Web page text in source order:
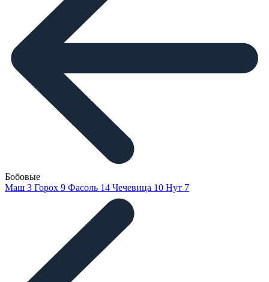
Бобовые
Маш 3 Горох 9 Фасоль 14 Чечевица 10 Нут 7